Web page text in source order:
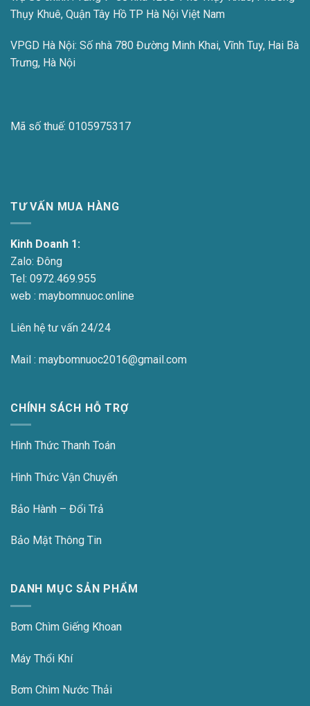
Thụy Khuê, Quận Tây Hồ TP Hà Nội Việt Nam
VPGD Hà Nội: Số nhà 780 Đường Minh Khai, Vĩnh Tuy, Hai Bà
Trưng, Hà Nội
Mã số thuế: 0105975317
TƯ VẤN MUA HÀNG
Kinh Doanh 1:
Zalo: Đông
Tel: 0972.469.955
web : maybomnuoc.online
Liên hệ tư vấn 24/24
Mail : maybomnuoc2016@gmail.com
CHÍNH SÁCH HỖ TRỢ
Hình Thức Thanh Toán
Hình Thức Vận Chuyển
Bảo Hành – Đổi Trả
Bảo Mật Thông Tin
DANH MỤC SẢN PHẨM
Bơm Chìm Giếng Khoan
Máy Thổi Khí
Bơm Chìm Nước Thải